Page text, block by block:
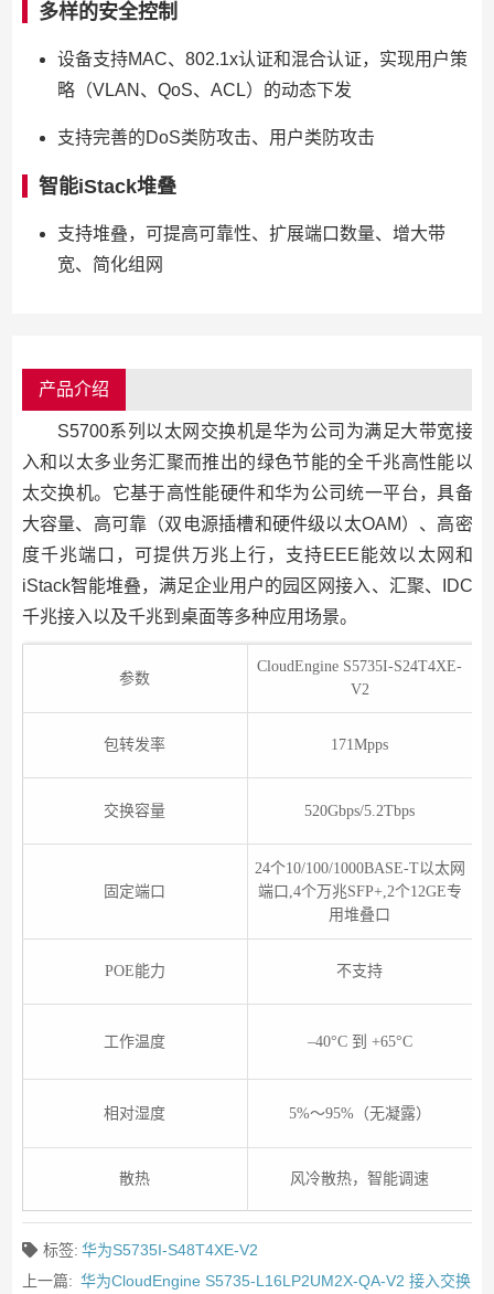
多样的安全控制
设备支持MAC、802.1x认证和混合认证，实现用户策
略（VLAN、QoS、ACL）的动态下发
支持完善的DoS类防攻击、用户类防攻击
智能iStack堆叠
支持堆叠，可提高可靠性、扩展端口数量、增大带
宽、简化组网
产品介绍
S5700系列以太网交换机是华为公司为满足大带宽接
入和以太多业务汇聚而推出的绿色节能的全千兆高性能以
太交换机。它基于高性能硬件和华为公司统一平台，具备
大容量、高可靠（双电源插槽和硬件级以太OAM）、高密
度千兆端口，可提供万兆上行，支持EEE能效以太网和
iStack智能堆叠，满足企业用户的园区网接入、汇聚、IDC
千兆接入以及千兆到桌面等多种应用场景。
参数
CloudEngine S5735I-S24T4XE-
V2
包转发率 171Mpps
交换容量 520Gbps/5.2Tbps
固定端口
24个10/100/1000BASE-T以太网
端口,4个万兆SFP+,2个12GE专
用堆叠口
POE能力 不支持
工作温度 –40°C 到 +65°C
相对湿度 5%～95%（无凝露）
散热 风冷散热，智能调速
标签: 华为S5735I-S48T4XE-V2
上一篇: 华为CloudEngine S5735-L16LP2UM2X-QA-V2 接入交换